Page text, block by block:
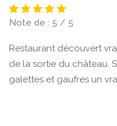
Note de : 5 / 5
Restaurant découvert
de la sortie du château.
galettes et gaufres un